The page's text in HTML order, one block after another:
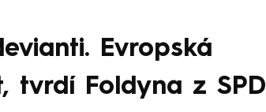
Evropská
tvrdí Foldyna z SPD